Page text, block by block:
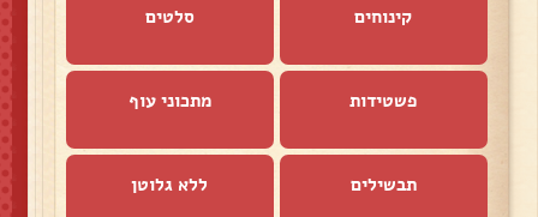
קינוחים סלטים
פשטידות מתכוני עוף
תבשילים ללא גלוטן